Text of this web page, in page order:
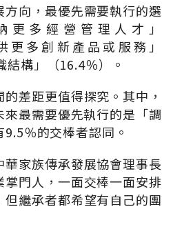
向，最優先需要執行的選
更多經營管理人才」
更多創新產品或服務」
結構」（16.4％）。
差距更值得探究。其中，
最需要優先執行的是「調
％的交棒者認同。
家族傳承發展協會理事長
門人，一面交棒一面安排
繼承者都希望有自己的團